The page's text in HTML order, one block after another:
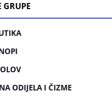
GRUPE
ODIJELA I ČIZME